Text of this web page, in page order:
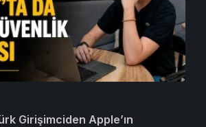
Girişimciden Apple’ın